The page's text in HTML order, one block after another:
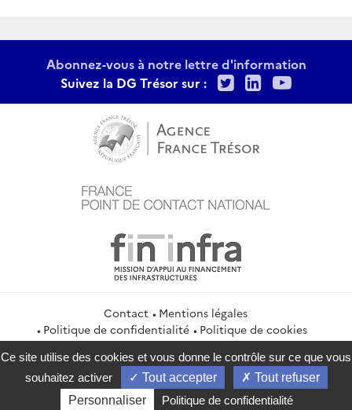
Abonnez-vous à notre lettre d'information
Suivez la DG Trésor sur :
TwitterLinkedIn
Contact
Mentions légales
Politique de confidentialité
Politique de cookies
Gestion des cookies
Flux RSS
service-public.gouv.fr
legifrance.gouv.fr
info.gouv.fr
data.gouv.fr
Ce site utilise des cookies et vous donne le contrôle sur ce que vous
souhaitez activer
Tout accepter
Tout refuser
Personnaliser
Politique de confidentialité